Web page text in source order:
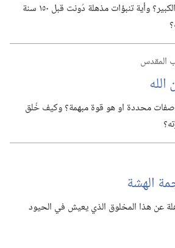
من كان كورش الكبير؟‏ وأية تنبؤات مذهلة دُونت قبل ١٥٠ سنة
المقدس
صفات محددة او هو قوة مبهمة؟‏ وكيف خُلق
الهشة
عن هذا المخلوق الذي يعيش في الحيود